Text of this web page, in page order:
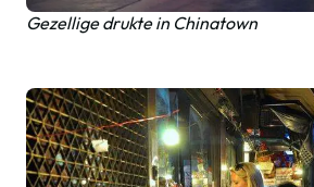
Gezellige drukte in Chinatown